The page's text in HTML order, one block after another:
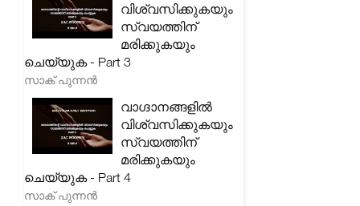
വിശ്വസിക്കുകയും
സ്വയത്തിന്
മരിക്കുകയും
ചെയ്യുക - Part 3
സാക് പുന്നൻ
വാഗ്ദാനങ്ങളിൽ
വിശ്വസിക്കുകയും
സ്വയത്തിന്
മരിക്കുകയും
ചെയ്യുക - Part 4
സാക് പുന്നൻ